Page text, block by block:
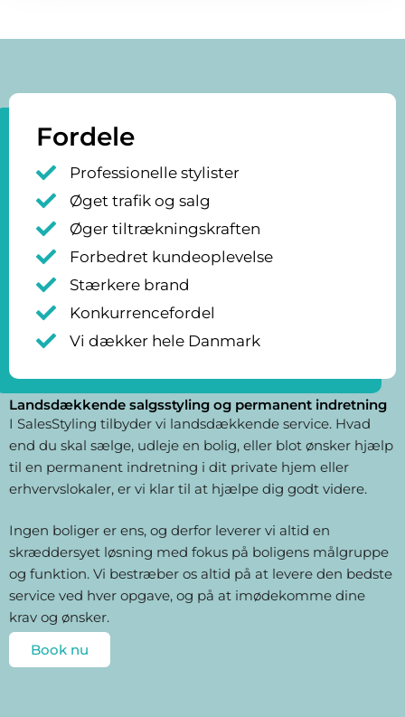
Fordele
Professionelle stylister
Øget trafik og salg
Øger tiltrækningskraften
Forbedret kundeoplevelse
Stærkere brand
Konkurrencefordel
Vi dækker hele Danmark
Landsdækkende salgsstyling og permanent indretning
I SalesStyling tilbyder vi landsdækkende service. Hvad
end du skal sælge, udleje en bolig, eller blot ønsker hjælp
til en permanent indretning i dit private hjem eller
erhvervslokaler, er vi klar til at hjælpe dig godt videre.
Ingen boliger er ens, og derfor leverer vi altid en
skræddersyet løsning med fokus på boligens målgruppe
og funktion. Vi bestræber os altid på at levere den bedste
service ved hver opgave, og på at imødekomme dine
krav og ønsker.
Book nu